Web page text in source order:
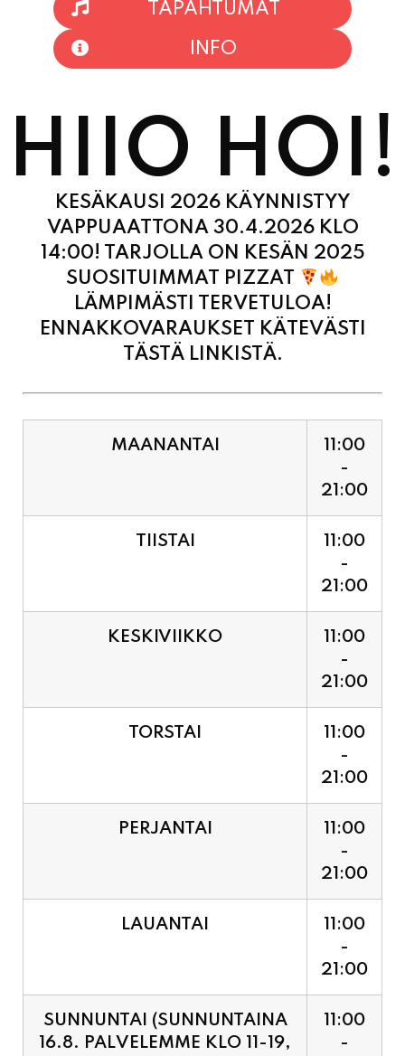
TAPAHTUMAT
INFO
HIIO HOI!
KESÄKAUSI 2026 KÄYNNISTYY
VAPPUAATTONA 30.4.2026 KLO
14:00! TARJOLLA ON KESÄN 2025
SUOSITUIMMAT PIZZAT
LÄMPIMÄSTI TERVETULOA!
ENNAKKOVARAUKSET KÄTEVÄSTI
TÄSTÄ LINKISTÄ.
MAANANTAI
11:00
-
21:00
TIISTAI
11:00
-
21:00
KESKIVIIKKO
11:00
-
21:00
TORSTAI
11:00
-
21:00
PERJANTAI
11:00
-
21:00
LAUANTAI
11:00
-
21:00
SUNNUNTAI (SUNNUNTAINA
16.8. PALVELEMME KLO 11-19,
11:00
-